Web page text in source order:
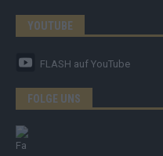
YOUTUBE
FLASH auf YouTube
FOLGE UNS